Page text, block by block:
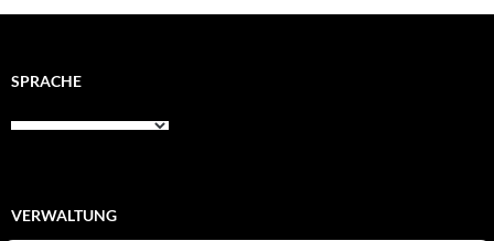
SPRACHE
VERWALTUNG